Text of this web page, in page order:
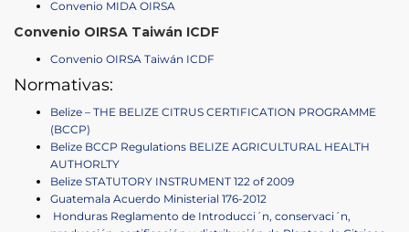
Convenio MIDA OIRSA
Convenio OIRSA Taiwán ICDF
Convenio OIRSA Taiwán ICDF
Normativas:
Belize – THE BELIZE CITRUS CERTIFICATION PROGRAMME
(BCCP)
Belize BCCP Regulations BELIZE AGRICULTURAL HEALTH
AUTHORLTY
Belize STATUTORY INSTRUMENT 122 of 2009
Guatemala Acuerdo Ministerial 176-2012
Honduras Reglamento de Introducci´n, conservaci´n,